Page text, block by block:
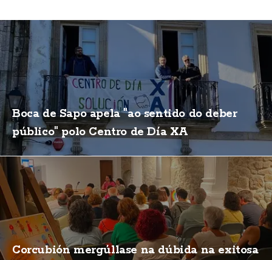
Boca de Sapo apela "ao sentido do deber
público" polo Centro de Día XA
Corcubión mergúllase na dúbida na exitosa